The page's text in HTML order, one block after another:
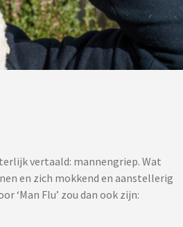
vertaald: mannengriep. Wat
en zich mokkend en aanstellerig
‘Man Flu’ zou dan ook zijn: